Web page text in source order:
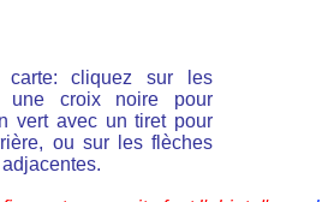
carte: cliquez sur les
une croix noire pour
vert avec un tiret pour
ou sur les flèches